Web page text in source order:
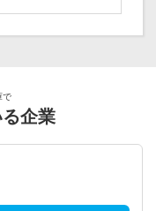
で
企業